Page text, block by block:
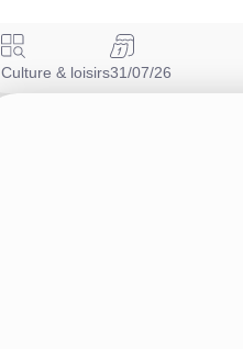
Culture & loisirs31/07/26